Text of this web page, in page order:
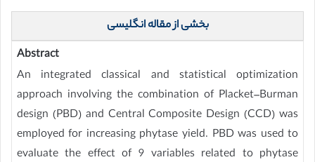
بخشی از مقاله انگلیسی
Abstract
An integrated classical and statistical optimization
approach involving the combination of Placket–Burman
design (PBD) and Central Composite Design (CCD) was
employed for increasing phytase yield. PBD was used to
evaluate the effect of 9 variables related to phytase